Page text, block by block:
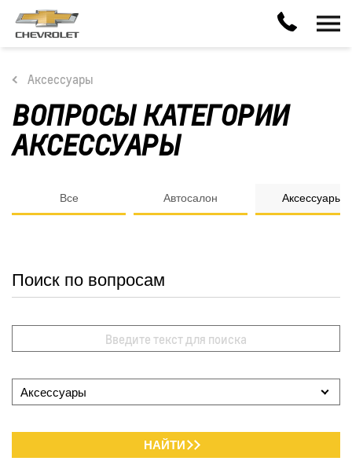
Аксессуары
ВОПРОСЫ КАТЕГОРИИ
АКСЕССУАРЫ
Все Автосалон Аксессуары
Поиск по вопросам
Аксессуары
НАЙТИ